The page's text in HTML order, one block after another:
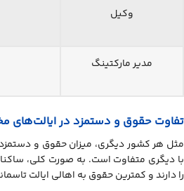
وکیل
مدیر مارکتینگ
تفاوت حقوق و دستمزد در ایالت‌های
مثل هر کشور دیگری، میزان حقوق و
با دیگری متفاوت است. به صورت کلی، ساکنان
را دارند و کمترین حقوق به اهالی ایالت